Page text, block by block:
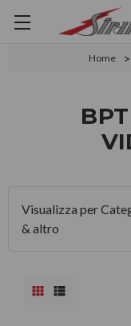
Home
Visualizza per
& altro